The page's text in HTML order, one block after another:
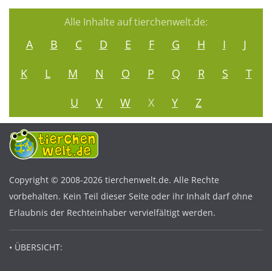
Alle Inhalte auf tierchenwelt.de:
A B C D E F G H I
J
K
L M N O P Q R S
T
U
V W X Y Z
Copyright © 2008-2026 tierchenwelt.de. Alle Rechte
vorbehalten. Kein Teil dieser Seite oder ihr Inhalt darf ohne
Erlaubnis der Rechteinhaber vervielfältigt werden.
• ÜBERSICHT: